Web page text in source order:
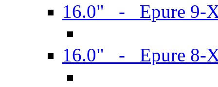
16.0" - Epure 9-
16.0" - Epure 8-